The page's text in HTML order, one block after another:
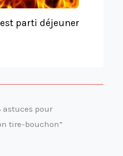
parti déjeuner
astuces pour
tire-bouchon”